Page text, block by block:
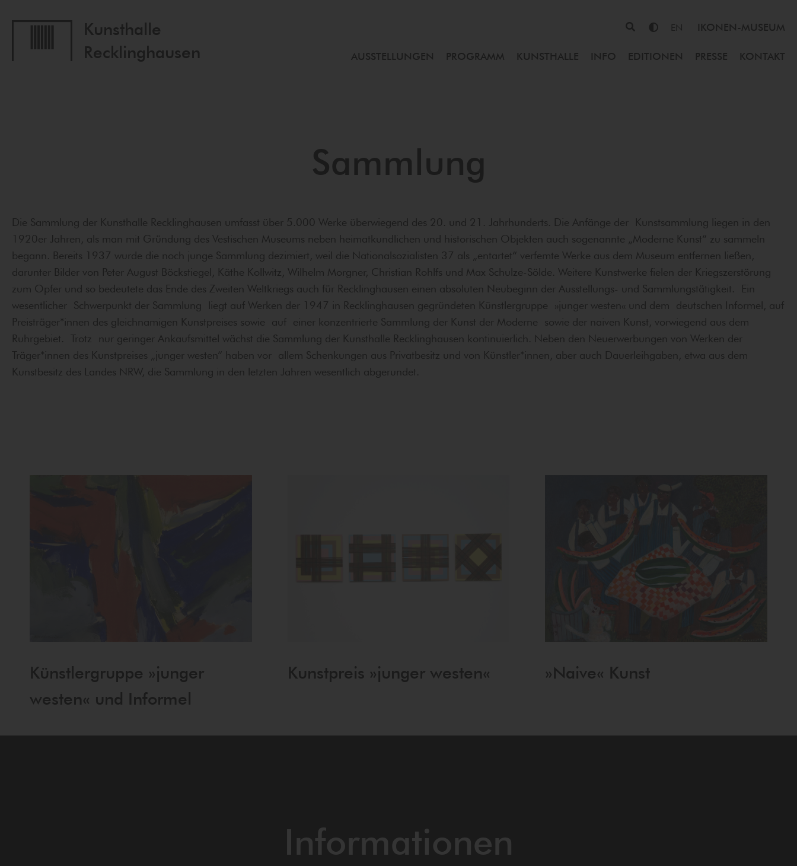
Kunsthalle
Recklinghausen
EN IKONEN-MUSEUM
AUSSTELLUNGEN PROGRAMM KUNSTHALLE INFO EDITIONEN PRESSE KONTAKT
Sammlung
Die Sammlung der Kunsthalle Recklinghausen umfasst über 5.000 Werke überwiegend des 20. und 21. Jahrhunderts. Die Anfänge der Kunstsammlung liegen in den
1920er Jahren, als man mit Gründung des Vestischen Museums neben heimatkundlichen und historischen Objekten auch sogenannte „Moderne Kunst“ zu sammeln
begann. Bereits 1937 wurde die noch junge Sammlung dezimiert, weil die Nationalsozialisten 37 als „entartet“ verfemte Werke aus dem Museum entfernen ließen,
darunter Bilder von Peter August Böckstiegel, Käthe Kollwitz, Wilhelm Morgner, Christian Rohlfs und Max Schulze-Sölde. Weitere Kunstwerke fielen der Kriegszerstörung
zum Opfer und so bedeutete das Ende des Zweiten Weltkriegs auch für Recklinghausen einen absoluten Neubeginn der Ausstellungs- und Sammlungstätigkeit. Ein
wesentlicher Schwerpunkt der Sammlung liegt auf Werken der 1947 in Recklinghausen gegründeten Künstlergruppe »junger westen« und dem deutschen Informel, auf
Preisträger*innen des gleichnamigen Kunstpreises sowie auf einer konzentrierte Sammlung der Kunst der Moderne sowie der naiven Kunst, vorwiegend aus dem
Ruhrgebiet. Trotz nur geringer Ankaufsmittel wächst die Sammlung der Kunsthalle Recklinghausen kontinuierlich. Neben den Neuerwerbungen von Werken der
Träger*innen des Kunstpreises „junger westen“ haben vor allem Schenkungen aus Privatbesitz und von Künstler*innen, aber auch Dauerleihgaben, etwa aus dem
Kunstbesitz des Landes NRW, die Sammlung in den letzten Jahren wesentlich abgerundet.
Künstlergruppe »junger
westen« und Informel
Kunstpreis »junger westen« »Naive« Kunst
Informationen